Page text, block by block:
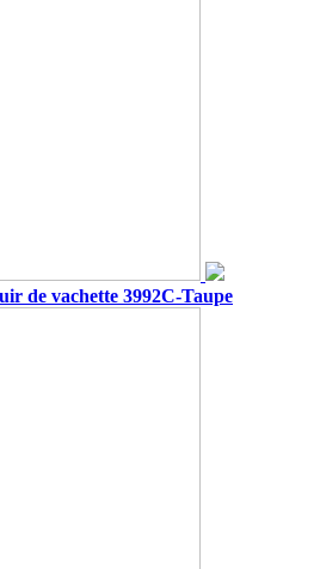
de vachette 3992C-Taupe